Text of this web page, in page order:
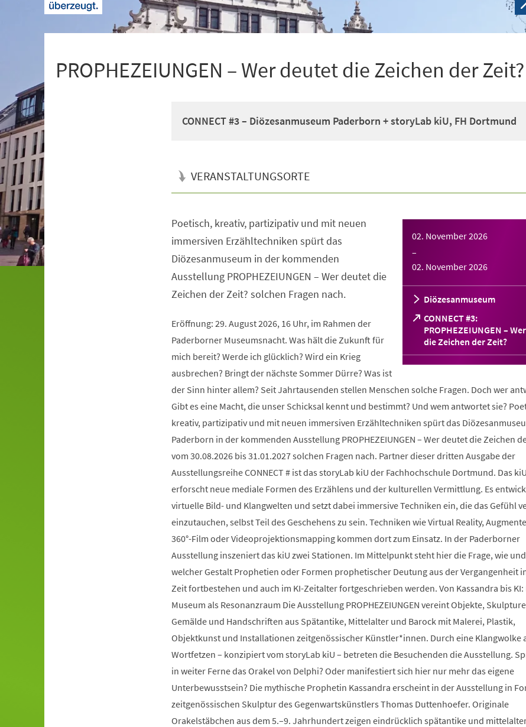
PROPHEZEIUNGEN – Wer deutet die Zeichen der Zeit?
CONNECT #3 – Diözesanmuseum Paderborn + storyLab kiU, FH Dortmund
VERANSTALTUNGSORTE
02. November 2026
–
02. November 2026
Diözesanmuseum
CONNECT #3:
PROPHEZEIUNGEN –
die Zeichen der Zeit?
(Öffnet
in
einem
Tab)
Poetisch, kreativ, partizipativ und mit neuen
immersiven Erzähltechniken spürt das
Diözesanmuseum in der kommenden
Ausstellung PROPHEZEIUNGEN – Wer deutet die
Zeichen der Zeit? solchen Fragen nach.
Eröffnung: 29. August 2026, 16 Uhr, im Rahmen der
Paderborner Museumsnacht. Was hält die Zukunft für
mich bereit? Werde ich glücklich? Wird ein Krieg
ausbrechen? Bringt der nächste Sommer Dürre? Was ist
der Sinn hinter allem? Seit Jahrtausenden stellen Menschen solche Fragen. Doch wer
Gibt es eine Macht, die unser Schicksal kennt und bestimmt? Und wem antwortet sie?
kreativ, partizipativ und mit neuen immersiven Erzähltechniken spürt das
Paderborn in der kommenden Ausstellung PROPHEZEIUNGEN – Wer deutet die Zeichen
vom 30.08.2026 bis 31.01.2027 solchen Fragen nach. Partner dieser dritten Ausgabe der
Ausstellungsreihe CONNECT # ist das storyLab kiU der Fachhochschule Dortmund. Das kiU
erforscht neue mediale Formen des Erzählens und der kulturellen Vermittlung. Es
virtuelle Bild- und Klangwelten und setzt dabei immersive Techniken ein, die das Gefühl
einzutauchen, selbst Teil des Geschehens zu sein. Techniken wie Virtual Reality,
360°-Film oder Videoprojektionsmapping kommen dort zum Einsatz. In der Paderborner
Ausstellung inszeniert das kiU zwei Stationen. Im Mittelpunkt steht hier die Frage, wie
welcher Gestalt Prophetien oder Formen prophetischer Deutung aus der Vergangenheit
Zeit fortbestehen und auch im KI-Zeitalter fortgeschrieben werden. Von Kassandra bis KI:
Museum als Resonanzraum Die Ausstellung PROPHEZEIUNGEN vereint Objekte,
Gemälde und Handschriften aus Spätantike, Mittelalter und Barock mit Malerei, Plastik,
Objektkunst und Installationen zeitgenössischer Künstler*innen. Durch eine Klangwolke
Wortfetzen – konzipiert vom storyLab kiU – betreten die Besuchenden die Ausstellung.
in weiter Ferne das Orakel von Delphi? Oder manifestiert sich hier nur mehr das eigene
Unterbewusstsein? Die mythische Prophetin Kassandra erscheint in der Ausstellung in
zeitgenössischen Skulptur des Gegenwartskünstlers Thomas Duttenhoefer. Originale
Orakelstäbchen aus dem 5.–9. Jahrhundert zeigen eindrücklich spätantike und